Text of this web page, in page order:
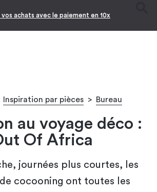
vos achats avec le paiement en 10x
Inspiration par pièces > Bureau
au voyage déco :
Of Africa
journées plus courtes, les
cocooning ont toutes les